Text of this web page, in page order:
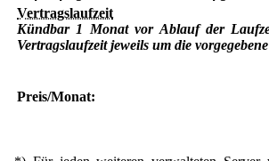
Vertragslaufzeit
Kündbar 1 Monat vor Ablauf der
Vertragslaufzeit jeweils um die
Preis/Monat: